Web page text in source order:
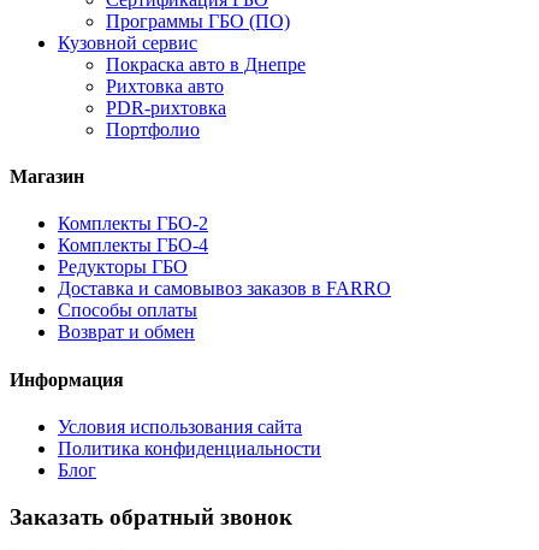
Программы ГБО (ПО)
Кузовной сервис
Покраска авто в Днепре
Рихтовка авто
PDR-рихтовка
Портфолио
Магазин
Комплекты ГБО-2
Комплекты ГБО-4
Редукторы ГБО
Доставка и самовывоз заказов в FARRO
Способы оплаты
Возврат и обмен
Информация
Условия использования сайта
Политика конфиденциальности
Блог
Заказать обратный звонок